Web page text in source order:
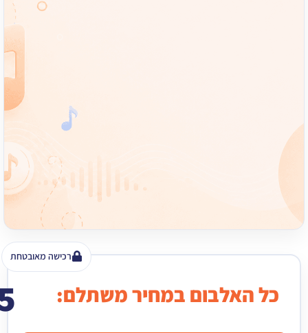
רכישה מאובטחת
האלבום במחיר משתלם: ₪ 15